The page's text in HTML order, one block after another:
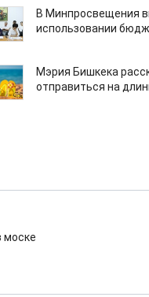
В Минпросвещения
использовании
Мэрия Бишкека
отправиться на
моске